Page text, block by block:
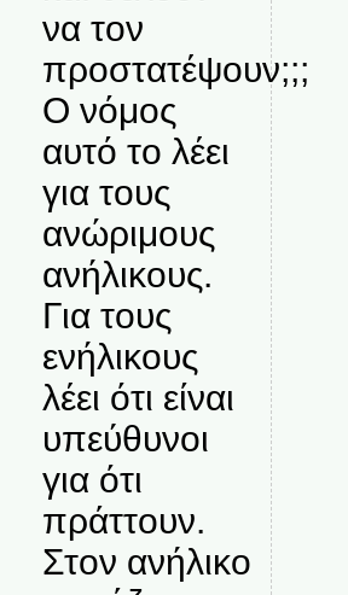
να τον
προστατέψουν;;;
Ο νόμος
αυτό το λέει
για τους
ανώριμους
ανήλικους.
Για τους
ενήλικους
λέει ότι είναι
υπεύθυνοι
για ότι
πράττουν.
Στον ανήλικο